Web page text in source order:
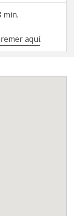
Santiago de
min.
aquí.